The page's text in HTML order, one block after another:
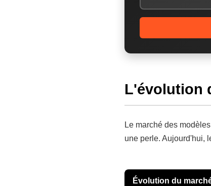
L'évolution
Le marché des
une perle. Aujourd'hui,
Évolution du